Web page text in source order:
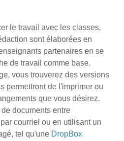
le travail avec les classes,
sont élaborées en
partenaires en se
de travail comme base.
vous trouverez des versions
permettront de l'imprimer ou
que vous désirez.
documents entre
courriel ou en utilisant un
tel qu'une DropBox